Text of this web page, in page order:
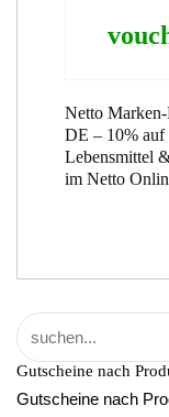
Netto
DE – 10% auf
Lebensmittel
im Netto
Gutscheine nach
Gutscheine nach